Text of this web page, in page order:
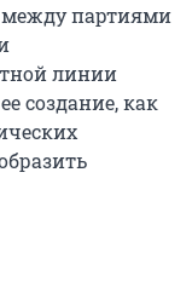
партиями
линии
создание, как